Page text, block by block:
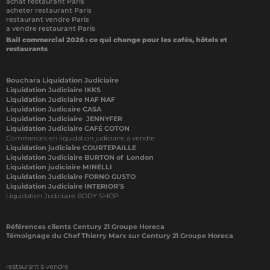
acheter restaurant Paris
restaurant vendre Paris
a vendre restaurant Paris
Bail commercial 2026 : ce qui change pour les cafés, hôtels et
restaurants
Bouchara Liquidation Judiciaire
Liquidation Judiciaire IKKS
Liquidation Judiciaire NAF NAF
Liquidation Judicaire CASA
Liquidation Judiciaire JENNYFER
Liquidation Judiciaire CAFÉ COTON
Commerces en liquidation judiciaire à vendre
Liquidation judiciaire COURTEPAILLE
Liquidation Judiciaire BURTON of London
Liquidation judiciaire MINELLI
Liquidation Judiciaire FORNO GUSTO
Liquidation Judiciaire INTERIOR’S
Liquidation Judiciaire BODY SHOP
Références clients Century 21 Groupe Horeca
Témoignage du Chef Thierry Marx sur Century 21 Groupe Horeca
restaurant à vendre